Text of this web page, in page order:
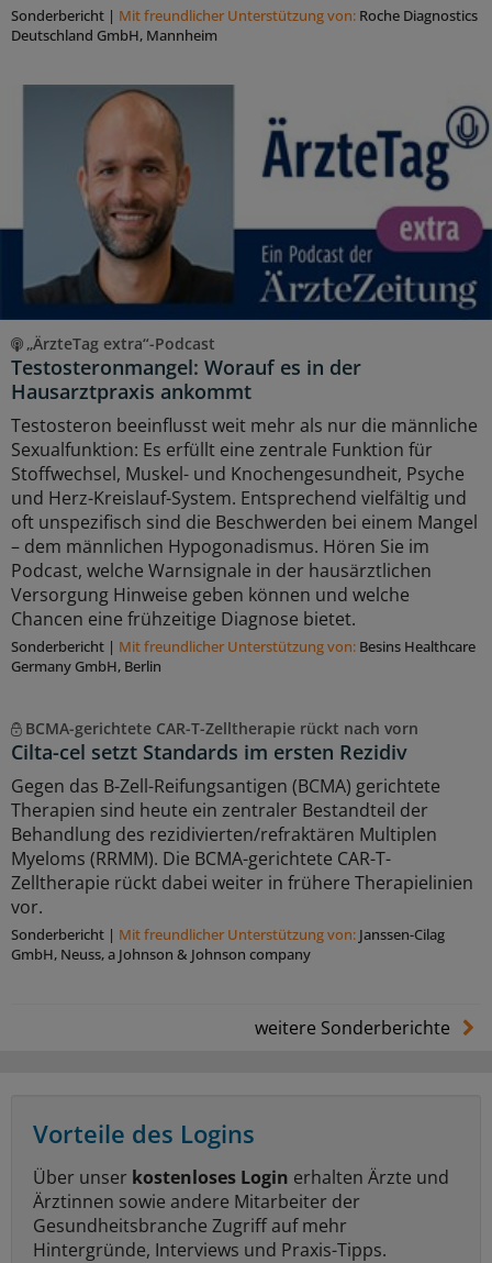
Sonderbericht | Mit freundlicher Unterstützung von: Roche Diagnostics
Deutschland GmbH, Mannheim
„ÄrzteTag extra“-Podcast
Testosteronmangel: Worauf es in der
Hausarztpraxis ankommt
Testosteron beeinflusst weit mehr als nur die männliche
Sexualfunktion: Es erfüllt eine zentrale Funktion für
Stoffwechsel, Muskel- und Knochengesundheit, Psyche
und Herz-Kreislauf-System. Entsprechend vielfältig und
oft unspezifisch sind die Beschwerden bei einem Mangel
– dem männlichen Hypogonadismus. Hören Sie im
Podcast, welche Warnsignale in der hausärztlichen
Versorgung Hinweise geben können und welche
Chancen eine frühzeitige Diagnose bietet.
Sonderbericht | Mit freundlicher Unterstützung von: Besins Healthcare
Germany GmbH, Berlin
BCMA-gerichtete CAR-T-Zelltherapie rückt nach vorn
Cilta-cel setzt Standards im ersten Rezidiv
Gegen das B-Zell-Reifungsantigen (BCMA) gerichtete
Therapien sind heute ein zentraler Bestandteil der
Behandlung des rezidivierten/refraktären Multiplen
Myeloms (RRMM). Die BCMA-gerichtete CAR-T-
Zelltherapie rückt dabei weiter in frühere Therapielinien
vor.
Sonderbericht | Mit freundlicher Unterstützung von: Janssen-Cilag
GmbH, Neuss, a Johnson & Johnson company
weitere Sonderberichte
Vorteile des Logins
Über unser kostenloses Login erhalten Ärzte und
Ärztinnen sowie andere Mitarbeiter der
Gesundheitsbranche Zugriff auf mehr
Hintergründe, Interviews und Praxis-Tipps.